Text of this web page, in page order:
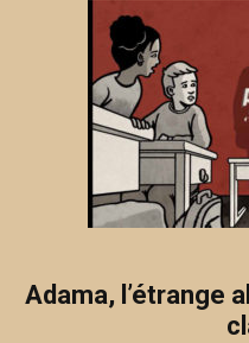
Adama, l’étrange